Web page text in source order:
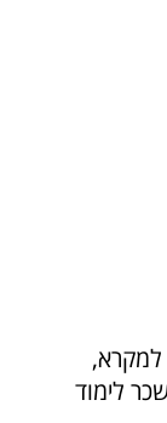
למקרא,
לימוד